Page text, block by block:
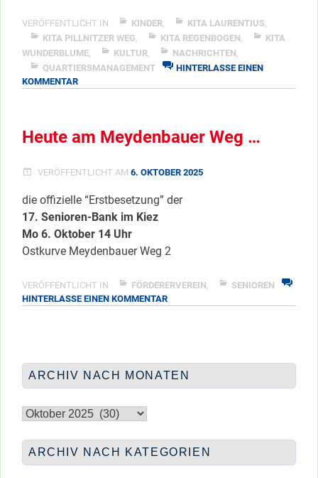
Familientag
im
Kulturzentrum!”
</span
VERÖFFENTLICHT IN KINDER, KITA LAURENTIUS,
KITA PILLNITZER WEG, KITA REGENBOGEN,
KITA
WUNDERBLUME, KULTUR, NACHRICHTEN,
QUARTIERSMANAGEMENT
HINTERLASSE EINEN
KOMMENTARZU
IM
KULTURZENTRUM!
Heute am Meydenbauer Weg …
VERÖFFENTLICHT AM 6. OKTOBER 2025
die offizielle “Erstbesetzung” der
17. Senioren-Bank im Kiez
Mo 6. Oktober 14 Uhr
Ostkurve Meydenbauer Weg 2
VERÖFFENTLICHT IN FÖRDERERVEREIN
SENIOREN
HINTERLASSE EINEN KOMMENTARZU
…
ARCHIV NACH MONATEN
nach
ARCHIV NACH KATEGORIEN